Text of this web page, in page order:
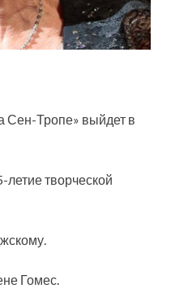
Сен-Тропе» выйдет в
творческой
Гомес.